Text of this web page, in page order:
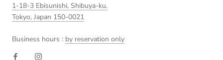
1-18-3 Ebisunishi, Shibuya-ku,
Tokyo, Japan 150-0021
Business hours : by reservation only